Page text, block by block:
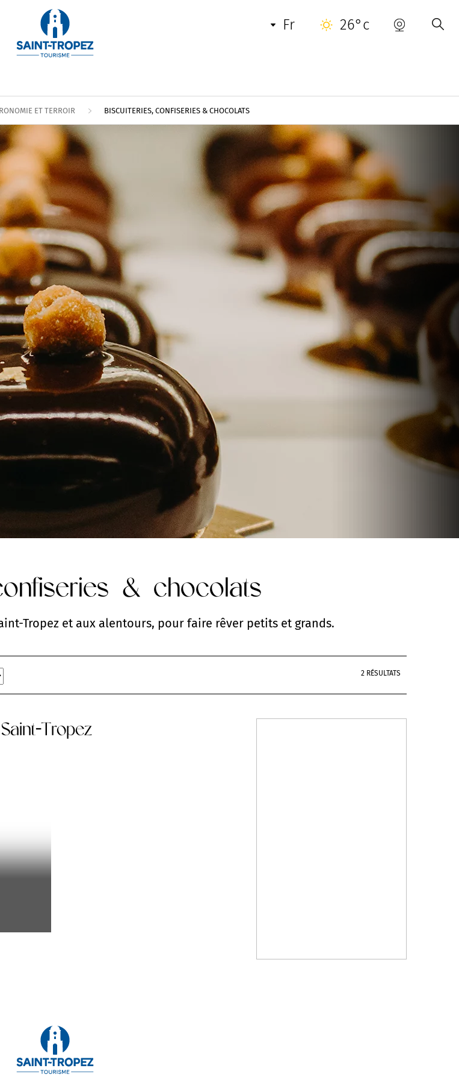
fr 26°c
ET TERROIR BISCUITERIES, CONFISERIES & CHOCOLATS
& chocolats
Tropez et aux alentours, pour faire rêver petits et grands.
2 RÉSULTATS
Tropez